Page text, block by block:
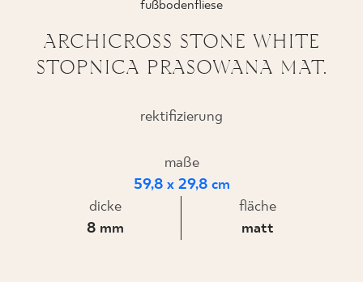
WO ZU KAUFEN
ÜBER UNS
MEIN PROFIL
fußbodenfliese
ARCHICROSS STONE WHITE
STOPNICA PRASOWANA MAT.
rektifizierung
maße
59,8 x 29,8 cm
dicke
8 mm
fläche
matt